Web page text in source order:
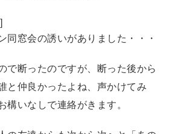
同窓会の誘いがありました・・・
で断ったのですが、断った後から
と仲良かったよね、声かけてみ
構いなしで連絡がきます。